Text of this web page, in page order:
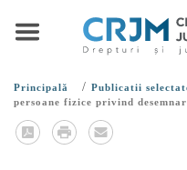
Principală / Publicatii
persoane fizice privind